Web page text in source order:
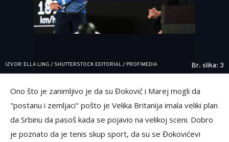
IZVOR: ELLA LING / SHUTTERSTOCK EDITORIAL / PROFIMEDIA Br. slika: 3
Ono što je zanimljivo je da su Đoković i Marej mogli da
"postanu i zemljaci" pošto je Velika Britanija imala veliki plan
da Srbinu da pasoš kada se pojavio na velikoj sceni. Dobro
je poznato da je tenis skup sport, da su se Đokovićevi